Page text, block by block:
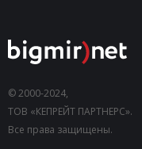
© 2000-2024,
ТОВ «КЕПРЕЙТ ПАРТНЕРС».
Все права защищены.